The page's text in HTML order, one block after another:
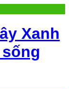
Xanh